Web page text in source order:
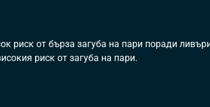
риск от бърза загуба на пари поради
риск от загуба на пари.